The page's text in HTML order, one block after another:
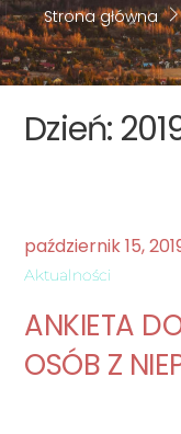
Strona główna
Dzień:
październik15,
Aktualności
ANKIETA
OSÓB Z